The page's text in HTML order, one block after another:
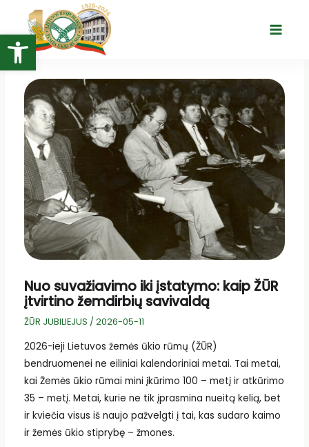
Open toolbar
turinio
Main
Nuo suvažiavimo iki įstatymo: kaip ŽŪR
įtvirtino žemdirbių savivaldą
ŽŪR JUBILIEJUS / 2026-05-11
2026-ieji Lietuvos žemės ūkio rūmų (ŽŪR)
bendruomenei ne eiliniai kalendoriniai metai. Tai metai,
kai Žemės ūkio rūmai mini įkūrimo 100 – metį ir atkūrimo
35 – metį. Metai, kurie ne tik įprasmina nueitą kelią, bet
ir kviečia visus iš naujo pažvelgti į tai, kas sudaro kaimo
ir žemės ūkio stiprybę – žmones.